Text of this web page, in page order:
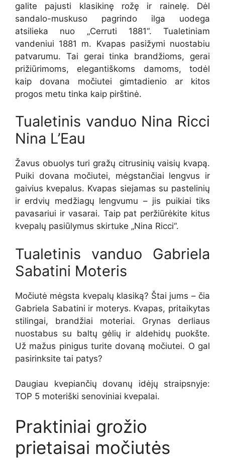
galite pajusti klasikinę rožę ir rainelę. Dėl
sandalo-muskuso pagrindo ilga uodega
atsilieka nuo „Cerruti 1881“. Tualetiniam
vandeniui 1881 m. Kvapas pasižymi nuostabiu
patvarumu. Tai gerai tinka brandžioms, gerai
prižiūrimoms, elegantiškoms damoms, todėl
kaip dovana močiutei gimtadienio ar kitos
progos metu tinka kaip pirštinė.
Tualetinis vanduo Nina Ricci
Nina L’Eau
Žavus obuolys turi gražų citrusinių vaisių kvapą.
Puiki dovana močiutei, mėgstančiai lengvus ir
gaivius kvepalus. Kvapas siejamas su pastelinių
ir erdvių medžiagų lengvumu – jis puikiai tiks
pavasariui ir vasarai. Taip pat peržiūrėkite kitus
kvepalų pasiūlymus skirtuke „Nina Ricci“.
Tualetinis vanduo Gabriela
Sabatini Moteris
Močiutė mėgsta kvepalų klasiką? Štai jums – čia
Gabriela Sabatini ir moterys. Kvapas, pritaikytas
stilingai, brandžiai moteriai. Grynas derliaus
nuostabus su baltų gėlių ir aldehidų puokšte.
Už mažus pinigus turite dovaną močiutei. O gal
pasirinksite tai patys?
Daugiau kvepiančių dovanų idėjų straipsnyje:
TOP 5 moteriški senoviniai kvepalai.
Praktiniai grožio
prietaisai močiutės